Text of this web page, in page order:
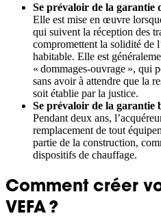
Se prévaloir de la garantie
Elle est mise en œuvre
qui suivent la réception des
compromettent la solidité de
habitable. Elle est
« dommages-ouvrage », qui
sans avoir à attendre que la
soit établie par la justice.
Se prévaloir de la garantie
Pendant deux ans,
remplacement de tout
partie de la construction,
dispositifs de chauffage.
Comment créer
VEFA ?